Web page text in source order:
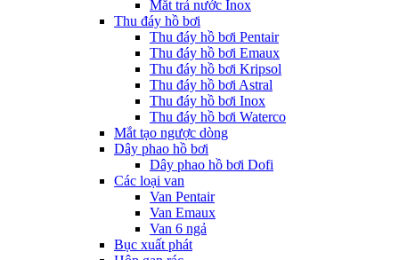
Mắt trả nước Inox
Thu đáy hồ bơi
Thu đáy hồ bơi Pentair
Thu đáy hồ bơi Emaux
Thu đáy hồ bơi Kripsol
Thu đáy hồ bơi Astral
Thu đáy hồ bơi Inox
Thu đáy hồ bơi Waterco
Mắt tạo ngược dòng
Dây phao hồ bơi
Dây phao hồ bơi Dofi
Các loại van
Van Pentair
Van Emaux
Van 6 ngả
Bục xuất phát